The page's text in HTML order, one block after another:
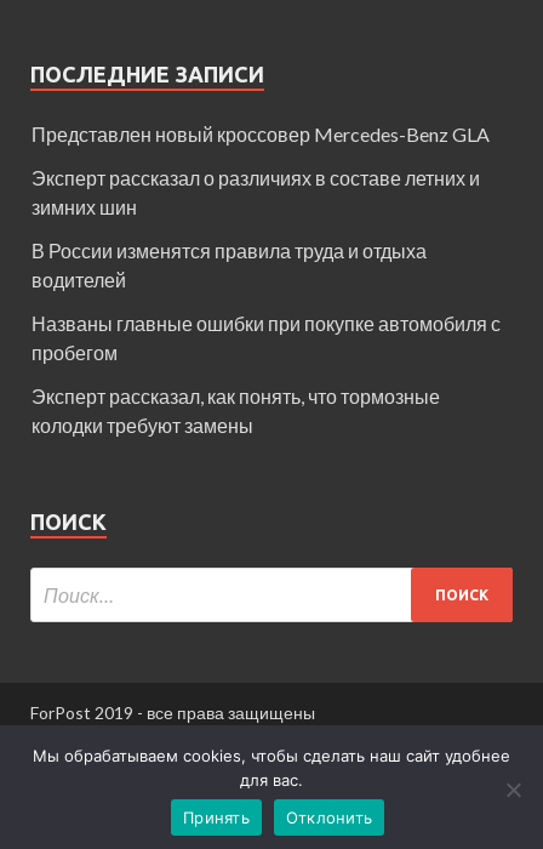
ПОСЛЕДНИЕ ЗАПИСИ
Представлен новый кроссовер Mercedes-Benz GLA
Эксперт рассказал о различиях в составе летних и
зимних шин
В России изменятся правила труда и отдыха
водителей
Названы главные ошибки при покупке автомобиля с
пробегом
Эксперт рассказал, как понять, что тормозные
колодки требуют замены
ПОИСК
ForPost 2019 - все права защищены
При использовании материалов сайта ссылка
Информация для пользователей сайта
Мы обрабатываем cookies, чтобы сделать наш сайт удобнее
для вас.
Принять
Отклонить